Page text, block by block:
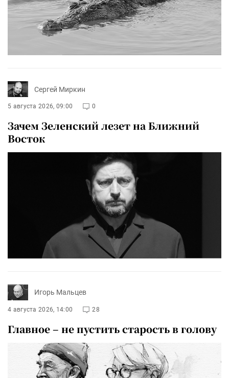
Сергей Миркин
5 августа 2026, 09:00 0
Зачем Зеленский лезет на Ближний
Восток
Игорь Мальцев
4 августа 2026, 14:00 28
Главное – не пустить старость в голову